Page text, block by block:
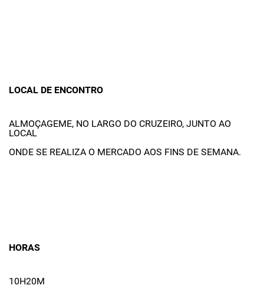
LOCAL DE ENCONTRO
ALMOÇAGEME, NO LARGO DO CRUZEIRO, JUNTO AO
LOCAL
ONDE SE REALIZA O MERCADO AOS FINS DE SEMANA.
HORAS
10H20M